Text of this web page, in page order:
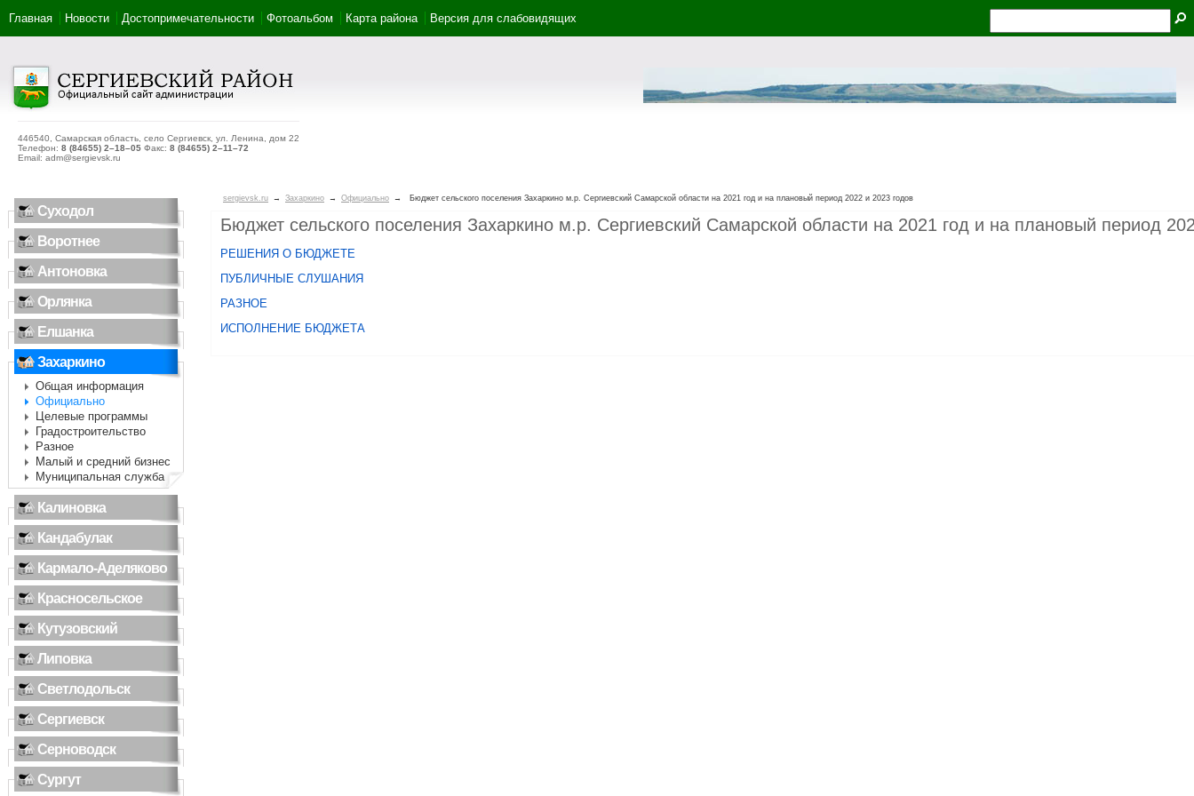
446540, Самарская область, село Сергиевск, ул. Ленина, дом 22
Телефон: 8 (84655) 2–18–05 Факс: 8 (84655) 2–11–72
Email: adm@sergievsk.ru
Главная Новости Достопримечательности Фотоальбом Карта района Версия для слабовидящих
Суходол
Воротнее
Антоновка
Орлянка
Елшанка
Захаркино
Общая информация
Официально
Целевые программы
Градостроительство
Разное
Малый и средний бизнес
Муниципальная служба
Калиновка
Кандабулак
Кармало-Аделяково
Красносельское
Кутузовский
Липовка
Светлодольск
Сергиевск
Серноводск
Сургут
sergievsk.ru → Захаркино → Официально → Бюджет сельского поселения Захаркино м.р. Сергиевский Самарской области на 2021 год и на плановый период 2022 и 2023 годов
Бюджет сельского поселения Захаркино м.р. Сергиевский Самарской области на 2021 год и на плановый период
РЕШЕНИЯ О БЮДЖЕТЕ
ПУБЛИЧНЫЕ СЛУШАНИЯ
РАЗНОЕ
ИСПОЛНЕНИЕ БЮДЖЕТА